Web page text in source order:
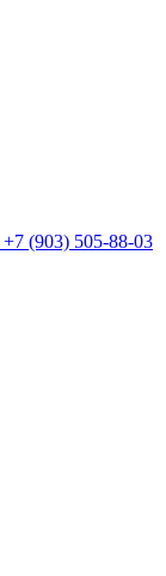
+7 (903) 505-88-03